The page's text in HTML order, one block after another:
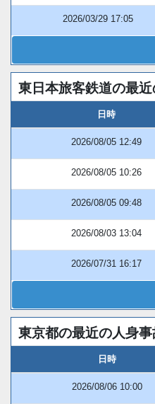
2026/03/29 17:05
東日本旅客鉄道の最
日時
2026/08/05 12:49
2026/08/05 10:26
2026/08/05 09:48
2026/08/03 13:04
2026/07/31 16:17
東京都の最近の人身
日時
2026/08/06 10:00